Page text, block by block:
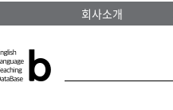
회사소개